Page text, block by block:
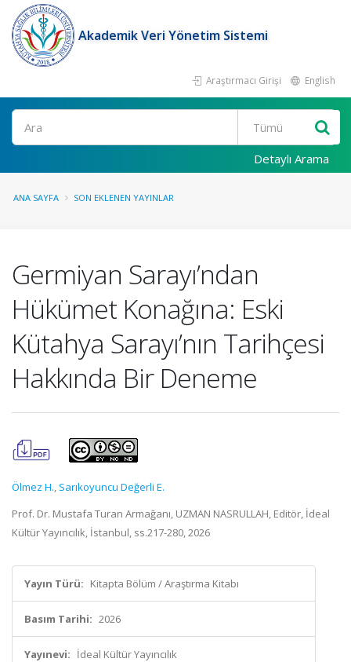
Akademik Veri Yönetim Sistemi
Araştırmacı Girişi English
Ara
Detaylı Arama
ANA SAYFA SON EKLENEN YAYINLAR
Germiyan Sarayı’ndan
Hükümet Konağına: Eski
Kütahya Sarayı’nın Tarihçesi
Hakkında Bir Deneme
Ölmez H., Sarıkoyuncu Değerli E.
Prof. Dr. Mustafa Turan Armağanı, UZMAN NASRULLAH, Editör, İdeal
Kültür Yayıncılık, İstanbul, ss.217-280, 2026
Yayın Türü: Kitapta Bölüm / Araştırma Kitabı
Basım Tarihi: 2026
Yayınevi: İdeal Kültür Yayıncılık